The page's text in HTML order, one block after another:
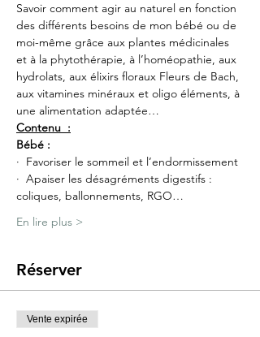
Savoir comment agir au naturel en fonction
des différents besoins de mon bébé ou de
moi-même grâce aux plantes médicinales
et à la phytothérapie, à l’homéopathie, aux
hydrolats, aux élixirs floraux Fleurs de Bach,
aux vitamines minéraux et oligo éléments, à
une alimentation adaptée…
Contenu  :
Bébé :
·  Favoriser le sommeil et l’endormissement
·  Apaiser les désagréments digestifs :
coliques, ballonnements, RGO…
En lire plus >
Réserver
Vente expirée